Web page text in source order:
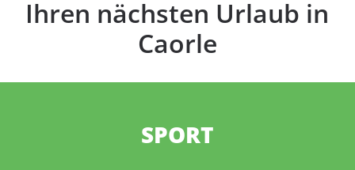
Ihren nächsten Urlaub in
Caorle
SPORT